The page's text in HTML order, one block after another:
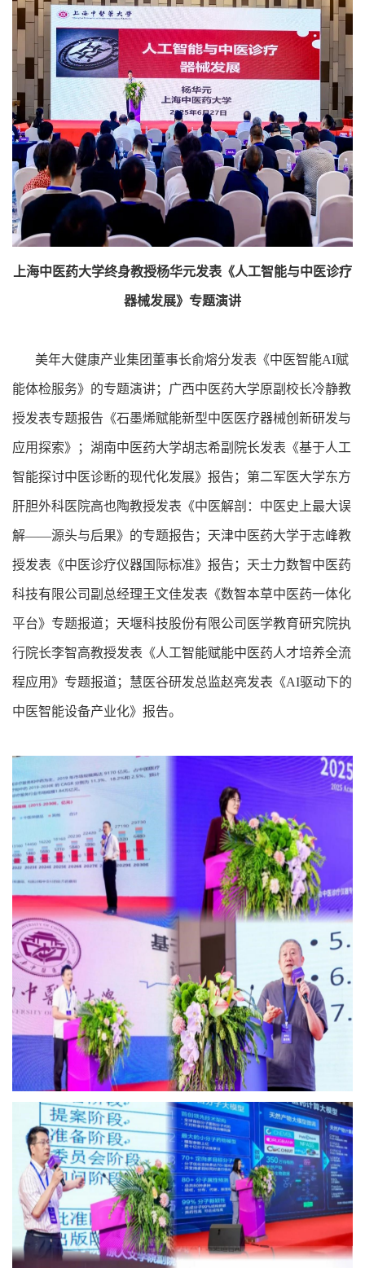
上海中医药大学终身教授杨华元发表《人工智能与中医诊疗
器械发展》专题演讲
美年大健康产业集团董事长俞熔分发表《中医智能AI赋
能体检服务》的专题演讲；广西中医药大学原副校长冷静教
授发表专题报告《石墨烯赋能新型中医医疗器械创新研发与
应用探索》；湖南中医药大学胡志希副院长发表《基于人工
智能探讨中医诊断的现代化发展》报告；第二军医大学东方
肝胆外科医院高也陶教授发表《中医解剖：中医史上最大误
解——源头与后果》的专题报告；天津中医药大学于志峰教
授发表《中医诊疗仪器国际标准》报告；天士力数智中医药
科技有限公司副总经理王文佳发表《数智本草中医药一体化
平台》专题报道；天堰科技股份有限公司医学教育研究院执
行院长李智高教授发表《人工智能赋能中医药人才培养全流
程应用》专题报道；慧医谷研发总监赵亮发表《AI驱动下的
中医智能设备产业化》报告。